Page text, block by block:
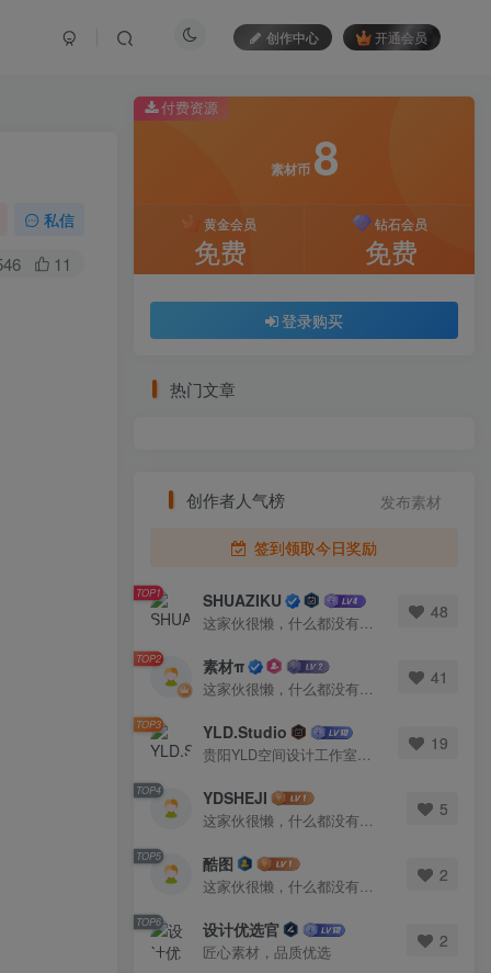
创作中心 开通会员
私信
11
付费资源
素材币 8
黄金会员
免费
钻石会员
免费
登录购买
热门文章
创作者人气榜 发布素材
签到领取今日奖励
TOP1 SHUAZIKU
这家伙很懒，什么都没有写...
48
TOP2 素材π
这家伙很懒，什么都没有写...
41
TOP3 YLD.Studio
贵阳YLD空间设计工作室，高端设计图库 ADVANCED CAD TEMPLATE 系列作者。联系邮箱：yld.studio@foxmail.com
19
TOP4 YDSHEJI
这家伙很懒，什么都没有写...
5
TOP5 酷图
这家伙很懒，什么都没有写...
2
TOP6 设计优选官
匠心素材，品质优选
2